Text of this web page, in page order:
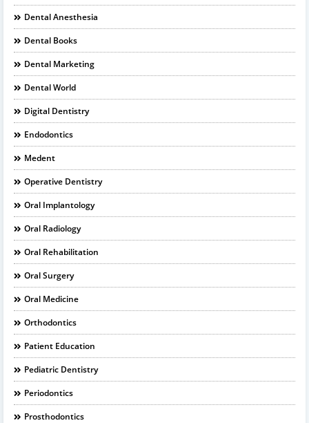
Dental Anesthesia
Dental Books
Dental Marketing
Dental World
Digital Dentistry
Endodontics
Medent
Operative Dentistry
Oral Implantology
Oral Radiology
Oral Rehabilitation
Oral Surgery
Oral Medicine
Orthodontics
Patient Education
Pediatric Dentistry
Periodontics
Prosthodontics